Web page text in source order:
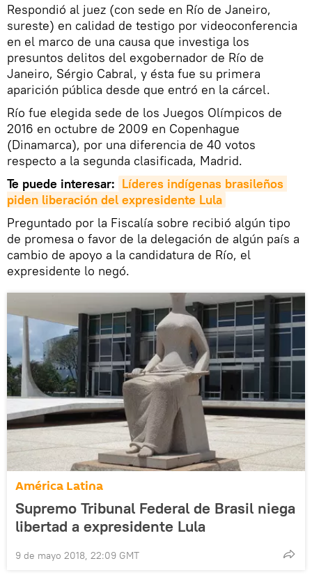
Respondió al juez (con sede en Río de Janeiro,
sureste) en calidad de testigo por videoconferencia
en el marco de una causa que investiga los
presuntos delitos del exgobernador de Río de
Janeiro, Sérgio Cabral, y ésta fue su primera
aparición pública desde que entró en la cárcel.
Río fue elegida sede de los Juegos Olímpicos de
2016 en octubre de 2009 en Copenhague
(Dinamarca), por una diferencia de 40 votos
respecto a la segunda clasificada, Madrid.
Te puede interesar: Líderes indígenas brasileños
piden liberación del expresidente Lula
Preguntado por la Fiscalía sobre recibió algún tipo
de promesa o favor de la delegación de algún país a
cambio de apoyo a la candidatura de Río, el
expresidente lo negó.
América Latina
Supremo Tribunal Federal de Brasil niega
libertad a expresidente Lula
9 de mayo 2018, 22:09 GMT